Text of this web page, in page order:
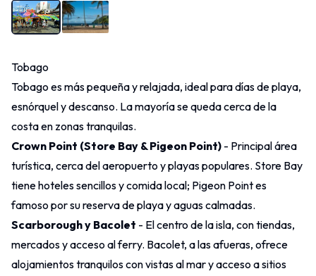
Tobago
Tobago es más pequeña y relajada, ideal para días de playa,
esnórquel y descanso. La mayoría se queda cerca de la
costa en zonas tranquilas.
Crown Point (Store Bay & Pigeon Point) - Principal área
turística, cerca del aeropuerto y playas populares. Store Bay
tiene hoteles sencillos y comida local; Pigeon Point es
famoso por su reserva de playa y aguas calmadas.
Scarborough y Bacolet - El centro de la isla, con tiendas,
mercados y acceso al ferry. Bacolet, a las afueras, ofrece
alojamientos tranquilos con vistas al mar y acceso a sitios